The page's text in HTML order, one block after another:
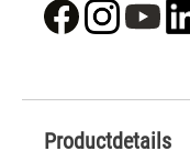
Productdetails